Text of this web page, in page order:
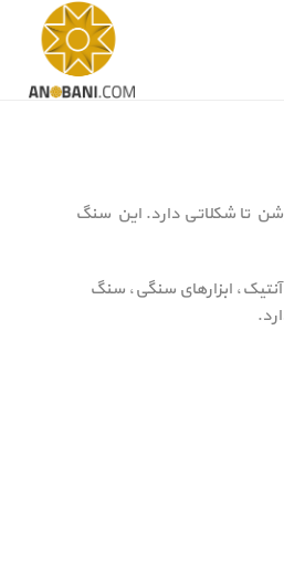
تا شکلاتی دارد. این سنگ
ابزارهای سنگی، سنگ